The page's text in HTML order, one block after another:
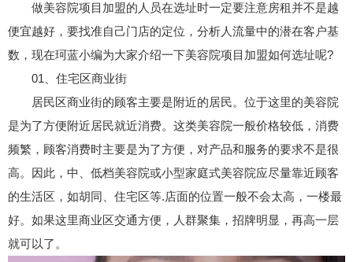
做美容院项目加盟的人员在选址时一定要注意房租并不是越
便宜越好，要找准自己门店的定位，分析人流量中的潜在客户基
数，现在珂蓝小编为大家介绍一下美容院项目加盟如何选址呢?
01、住宅区商业街
居民区商业街的顾客主要是附近的居民。位于这里的美容院
是为了方便附近居民就近消费。这类美容院一般价格较低，消费
频繁，顾客消费时主要是为了方便，对产品和服务的要求不是很
高。因此，中、低档美容院或小型家庭式美容院应尽量靠近顾客
的生活区，如胡同、住宅区等.店面的位置一般不会太高，一楼最
好。如果这里商业区交通方便，人群聚集，招牌明显，再高一层
就可以了。